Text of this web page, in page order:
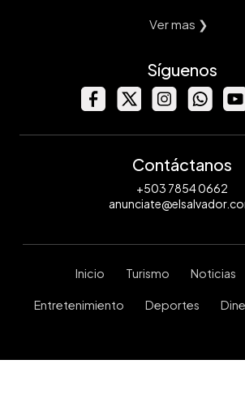
Ver mas ❯
Síguenos
Contáctanos
+503 7854 0662
Inicio Turismo Noticias
Entretenimiento Deportes